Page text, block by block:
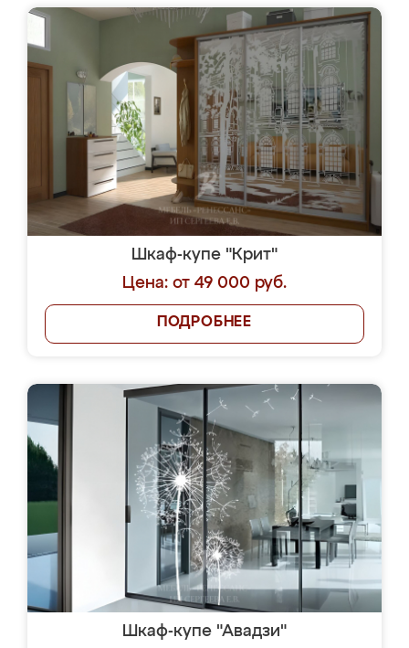
Шкаф-купе "Крит"
Цена: от 49 000 руб.
ПОДРОБНЕЕ
Шкаф-купе "Авадзи"